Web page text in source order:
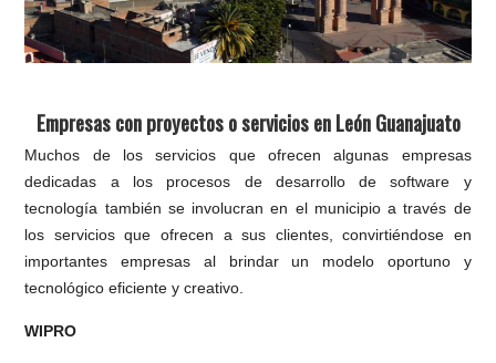
Empresas con proyectos o servicios en León Guanajuato
Muchos de los servicios que ofrecen algunas empresas
dedicadas a los procesos de desarrollo de software y
tecnología también se involucran en el municipio a través de
los servicios que ofrecen a sus clientes, convirtiéndose en
importantes empresas al brindar un modelo oportuno y
tecnológico eficiente y creativo.
WIPRO